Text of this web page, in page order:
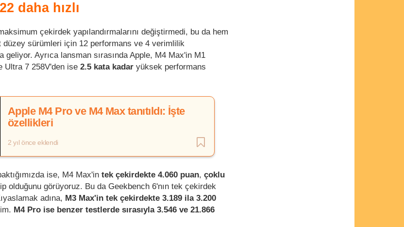
daha hızlı
çekirdek yapılandırmalarını değiştirmedi, bu da hem
düzey sürümleri için 12 performans ve 4 verimlilik
geliyor. Ayrıca lansman sırasında Apple, M4 Max'in M1
Ultra 7 258V'den ise 2.5 kata kadar yüksek performans
Apple M4 Pro ve M4 Max tanıtıldı: İşte
özellikleri
2 yıl önce eklendi
ise, M4 Max'in tek çekirdekte 4.060 puan, çoklu
olduğunu görüyoruz. Bu da Geekbench 6'nın tek çekirdek
adına, M3 Max'in tek çekirdekte 3.189 ila 3.200
M4 Pro ise benzer testlerde sırasıyla 3.546 ve 21.866